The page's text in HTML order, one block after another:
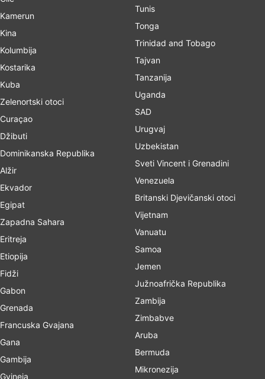
Kamerun
Kina
Kolumbija
Kostarika
Kuba
Zelenortski otoci
Curaçao
Džibuti
Dominikanska Republika
Alžir
Ekvador
Egipat
Zapadna Sahara
Eritreja
Etiopija
Fidži
Gabon
Grenada
Francuska Gvajana
Gana
Gambija
Gvineja
Tunis
Tonga
Trinidad and Tobago
Tajvan
Tanzanija
Uganda
SAD
Urugvaj
Uzbekistan
Sveti Vincent i Grenadini
Venezuela
Britanski Djevičanski otoci
Vijetnam
Vanuatu
Samoa
Jemen
Južnoafrička Republika
Zambija
Zimbabve
Aruba
Bermuda
Mikronezija